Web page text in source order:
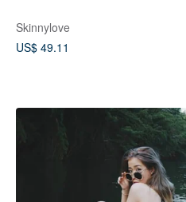
Skinnylove
US$ 49.11